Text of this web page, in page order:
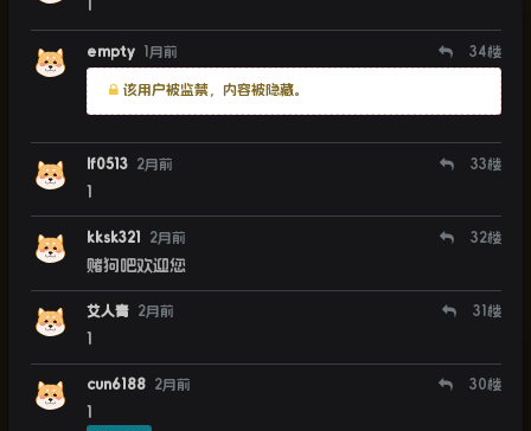
empty 1月前 34楼
该用户被监禁，内容被隐藏。
lf0513 2月前 33楼
1
kksk321 2月前 32楼
赌狗吧欢迎您
艾人青 2月前 31 楼
1
cun6188 2月前 30楼
1